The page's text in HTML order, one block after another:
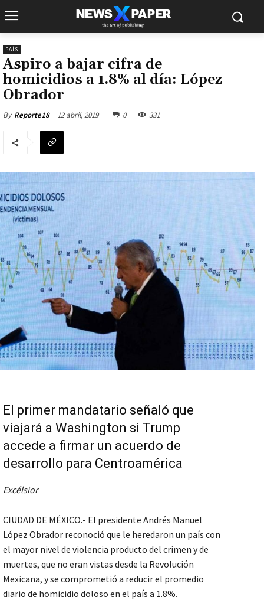
PAÍS
Aspiro a bajar cifra de
homicidios a 1.8% al día: López
Obrador
By Reporte18 12 abril, 2019 0 331
El primer mandatario señaló que
viajará a Washington si Trump
accede a firmar un acuerdo de
desarrollo para Centroamérica
Excélsior
CIUDAD DE MÉXICO.- El presidente Andrés Manuel
López Obrador reconoció que le heredaron un país con
el mayor nivel de violencia producto del crimen y de
muertes, que no eran vistas desde la Revolución
Mexicana, y se comprometió a reducir el promedio
diario de homicidio doloso en el país a 1.8%.